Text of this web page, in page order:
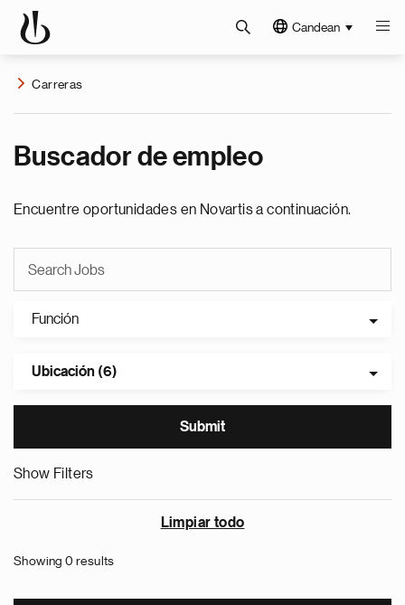
Candean
Carreras
Buscador de empleo
Encuentre oportunidades en Novartis a continuación.
Función
Ubicación (6)
Show Filters
Limpiar todo
Showing 0 results